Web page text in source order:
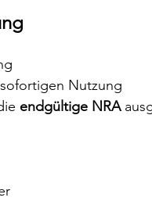
Nutzung
endgültige NRA